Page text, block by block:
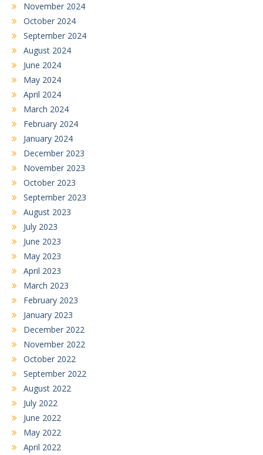
November 2024
October 2024
September 2024
August 2024
June 2024
May 2024
April 2024
March 2024
February 2024
January 2024
December 2023
November 2023
October 2023
September 2023
August 2023
July 2023
June 2023
May 2023
April 2023
March 2023
February 2023
January 2023
December 2022
November 2022
October 2022
September 2022
August 2022
July 2022
June 2022
May 2022
April 2022